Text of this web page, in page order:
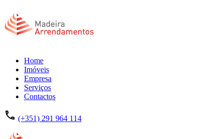
Home
Imóveis
Empresa
Serviços
Contactos
(+351) 291 964 114